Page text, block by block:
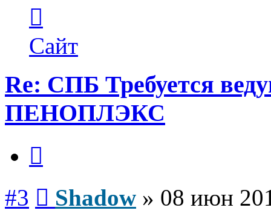
пользователя
Shadow
Сайт
Re: СПБ Требуется
ПЕНОПЛЭКС
#3 Shadow » 08 июн